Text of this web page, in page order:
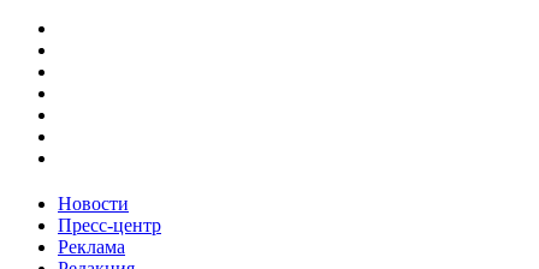
Новости
Пресс-центр
Реклама